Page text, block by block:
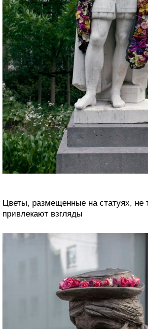
Цветы, размещенные на статуях, не
привлекают взгляды